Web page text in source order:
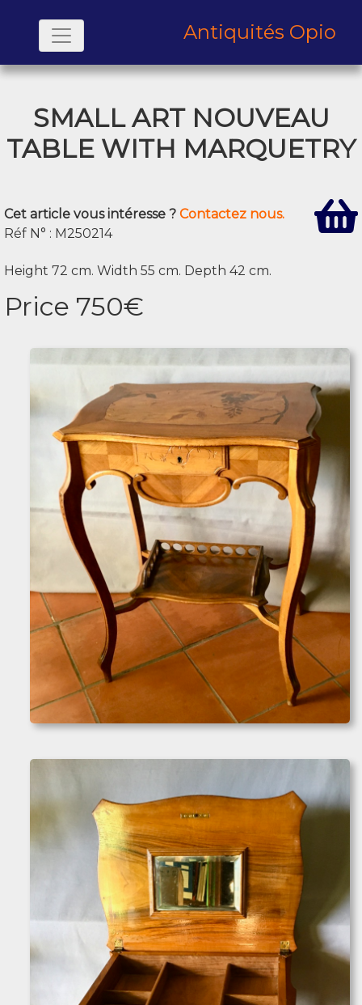
Antiquités Opio
SMALL ART NOUVEAU
TABLE WITH MARQUETRY
Cet article vous intéresse ? Contactez nous.
Réf N° : M250214
Height 72 cm. Width 55 cm. Depth 42 cm.
Price 750€